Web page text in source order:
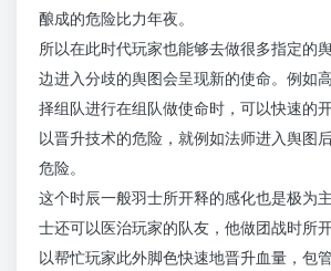
酿成的危险比力年夜。
所以在此时代玩家也能够去做很多指定的
边进入分歧的舆图会呈现新的使命。例如
择组队进行在组队做使命时，可以快速的
以晋升技术的危险，就例如法师进入舆图
危险。
这个时辰一般羽士所开释的感化也是极为
士还可以医治玩家的队友，他做团战时所
以帮忙玩家此外脚色快速地晋升血量，包